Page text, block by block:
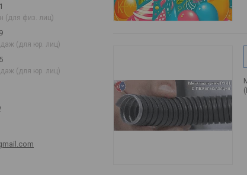
(для физ. лиц)
(для юр. лиц)
(для юр. лиц)